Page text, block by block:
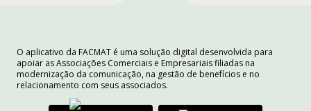
O aplicativo da FACMAT é uma solução digital desenvolvida para
apoiar as Associações Comerciais e Empresariais filiadas na
modernização da comunicação, na gestão de benefícios e no
relacionamento com seus associados.